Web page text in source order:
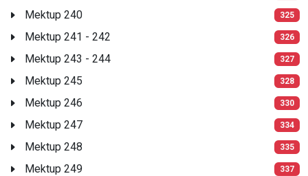
Mektup 240 325
Mektup 241 - 242 326
Mektup 243 - 244 327
Mektup 245 328
Mektup 246 330
Mektup 247 334
Mektup 248 335
Mektup 249 337